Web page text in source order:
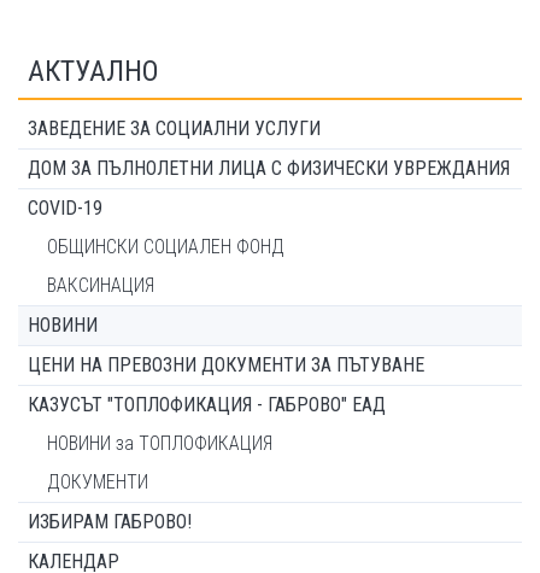
АКТУАЛНО
ЗАВЕДЕНИЕ ЗА СОЦИАЛНИ УСЛУГИ
ДОМ ЗА ПЪЛНОЛЕТНИ ЛИЦА С ФИЗИЧЕСКИ УВРЕЖДАНИЯ
COVID-19
ОБЩИНСКИ СОЦИАЛЕН ФОНД
ВАКСИНАЦИЯ
НОВИНИ
ЦЕНИ НА ПРЕВОЗНИ ДОКУМЕНТИ ЗА ПЪТУВАНЕ
КАЗУСЪТ "ТОПЛОФИКАЦИЯ - ГАБРОВО" ЕАД
НОВИНИ за ТОПЛОФИКАЦИЯ
ДОКУМЕНТИ
ИЗБИРАМ ГАБРОВО!
КАЛЕНДАР